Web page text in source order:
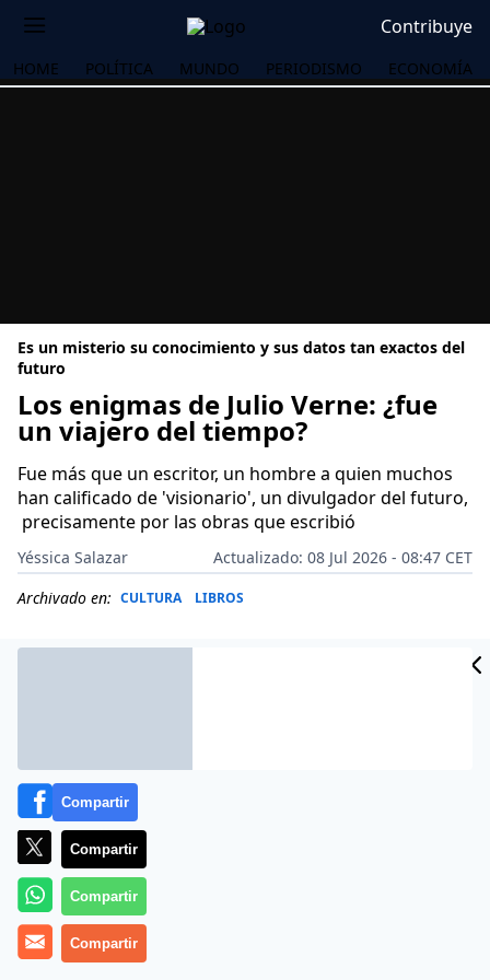
Contribuye
HOME POLÍTICA MUNDO PERIODISMO ECONOMÍA
Es un misterio su conocimiento y sus datos tan exactos del
futuro
Los enigmas de Julio Verne: ¿fue
un viajero del tiempo?
Fue más que un escritor, un hombre a quien muchos
han calificado de 'visionario', un divulgador del futuro,
precisamente por las obras que escribió
Yéssica Salazar
Actualizado: 08 Jul 2026 - 08:47 CET
Archivado en: CULTURA LIBROS
Más información
Compartir
Compartir
Compartir
Compartir